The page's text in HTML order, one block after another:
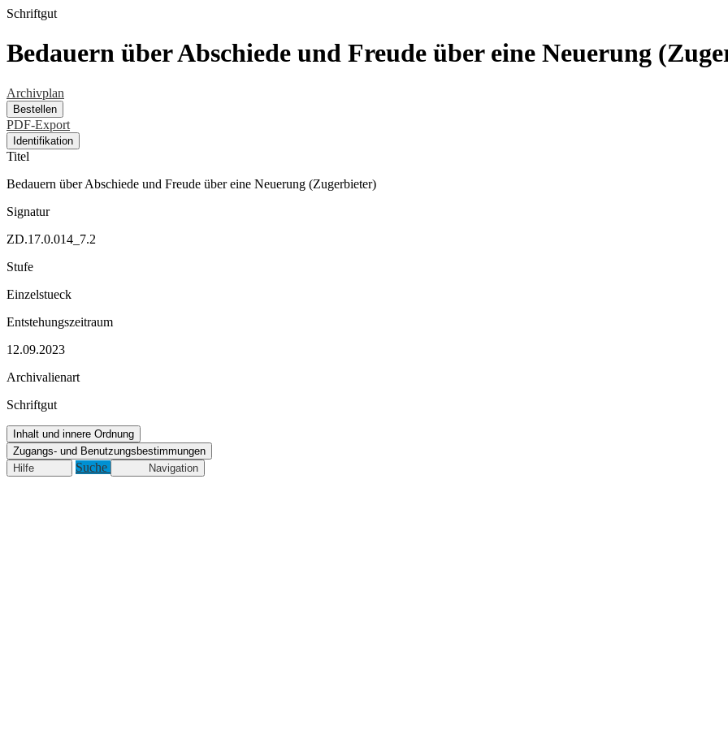
Schriftgut
Bedauern über Abschiede und Freude über eine Neuerung
Archivplan
Bestellen
PDF-Export
Identifikation
Titel
Bedauern über Abschiede und Freude über eine Neuerung (Zugerbieter)
Signatur
ZD.17.0.014_7.2
Stufe
Einzelstueck
Entstehungszeitraum
12.09.2023
Archivalienart
Schriftgut
Inhalt und innere Ordnung
Zugangs- und Benutzungsbestimmungen
Hilfe
Suche Navigation